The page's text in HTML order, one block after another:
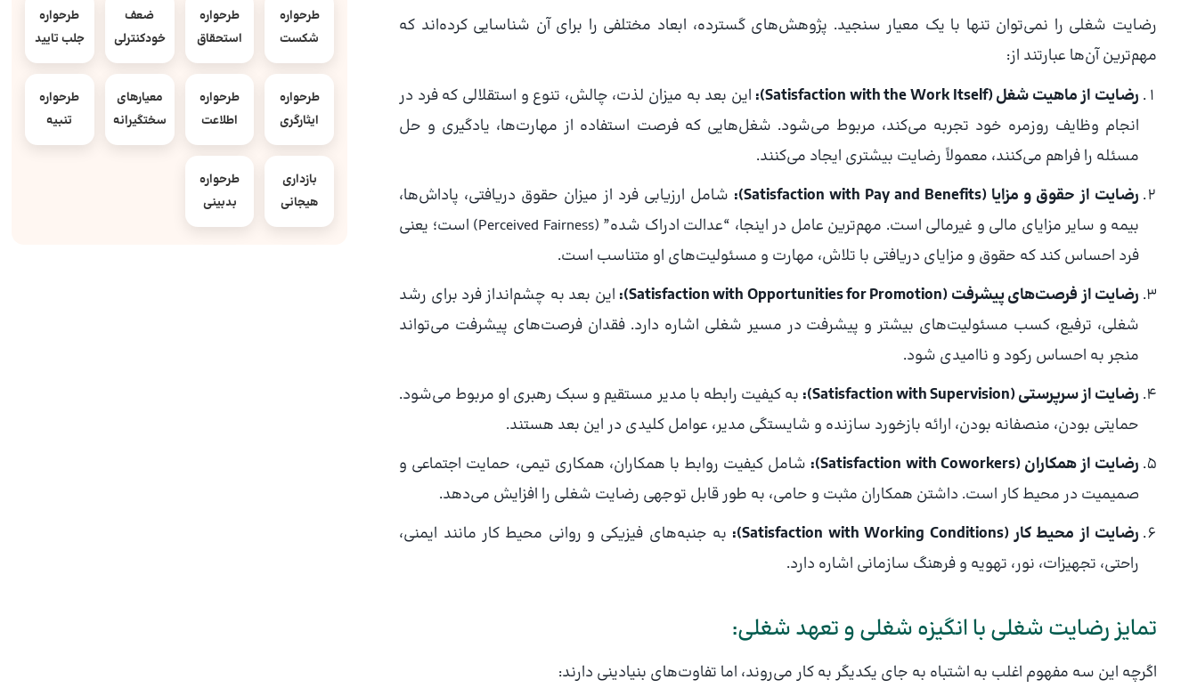
رضایت شغلی را نمی‌توان تنها با یک معیار سنجید. پژوهش‌های گسترده، ابعاد مختلفی را برای آن شناسایی کرده‌اند که
مهم‌ترین آن‌ها عبارتند از:
رضایت از ماهیت شغل (Satisfaction with the Work Itself):
این بعد به میزان لذت، چالش، تنوع و استقلالی که فرد در
انجام وظایف روزمره خود تجربه می‌کند، مربوط می‌شود. شغل‌هایی که فرصت استفاده از مهارت‌ها، یادگیری و حل
مسئله را فراهم می‌کنند، معمولاً رضایت بیشتری ایجاد می‌کنند.
رضایت از حقوق و مزایا (Satisfaction with Pay and Benefits):
شامل ارزیابی فرد از میزان حقوق دریافتی، پاداش‌ها،
بیمه و سایر مزایای مالی و غیرمالی است. مهم‌ترین عامل در اینجا، “عدالت ادراک شده” (Perceived Fairness) است؛ یعنی
فرد احساس کند که حقوق و مزایای دریافتی با تلاش، مهارت و مسئولیت‌های او متناسب است.
رضایت از فرصت‌های پیشرفت (Satisfaction with Opportunities for Promotion):
این بعد به چشم‌انداز فرد برای رشد
شغلی، ترفیع، کسب مسئولیت‌های بیشتر و پیشرفت در مسیر شغلی اشاره دارد. فقدان فرصت‌های پیشرفت می‌تواند
منجر به احساس رکود و ناامیدی شود.
رضایت از سرپرستی (Satisfaction with Supervision):
به کیفیت رابطه با مدیر مستقیم و سبک رهبری او مربوط می‌شود.
حمایتی بودن، منصفانه بودن، ارائه بازخورد سازنده و شایستگی مدیر، عوامل کلیدی در این بعد هستند.
رضایت از همکاران (Satisfaction with Coworkers):
شامل کیفیت روابط با همکاران، همکاری تیمی، حمایت اجتماعی و
صمیمیت در محیط کار است. داشتن همکاران مثبت و حامی، به طور قابل توجهی رضایت شغلی را افزایش می‌دهد.
رضایت از محیط کار (Satisfaction with Working Conditions):
به جنبه‌های فیزیکی و روانی محیط کار مانند ایمنی،
راحتی، تجهیزات، نور، تهویه و فرهنگ سازمانی اشاره دارد.
تمایز رضایت شغلی با انگیزه شغلی و تعهد شغلی:
اگرچه این سه مفهوم اغلب به اشتباه به جای یکدیگر به کار می‌روند، اما تفاوت‌های بنیادینی دارند:
طرحواره
شکست
طرحواره
استحقاق
ضعف
خودکنترلی
طرحواره
جلب تایید
طرحواره
ایثارگری
طرحواره
اطلاعت
معیارهای
سختگیرانه
طرحواره
تنبیه
بازداری
هیجانی
طرحواره
بدبینی